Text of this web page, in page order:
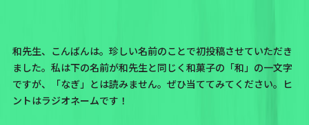
和先生、こんばんは。珍しい名前のことで初投稿させていただき
ました。私は下の名前が和先生と同じく和菓子の「和」の一文字
ですが、「なぎ」とは読みません。ぜひ当ててみてください。ヒ
ントはラジオネームです！